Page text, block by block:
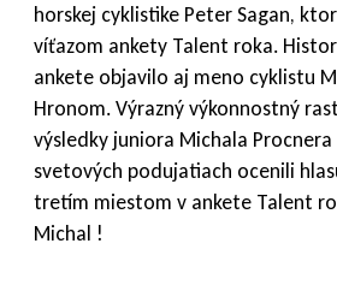
horskej cyklistike Peter Sagan,
víťazom ankety Talent roka.
ankete objavilo aj meno cyklistu
Hronom. Výrazný výkonnostný
výsledky juniora Michala Procnera
svetových podujatiach ocenili
tretím miestom v ankete Talent
Michal !